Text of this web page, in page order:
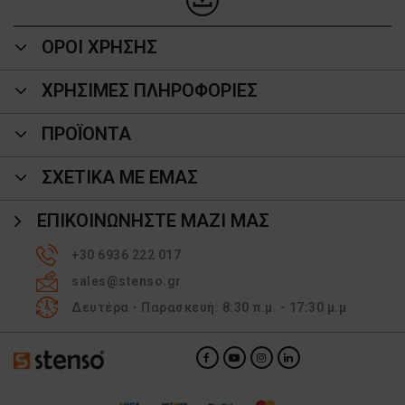
ΟΡΟΙ ΧΡΗΣΗΣ
ΧΡΗΣΙΜΕΣ ΠΛΗΡΟΦΟΡΙΕΣ
ΠΡΟΪΌΝΤΑ
ΣΧΕΤΙΚΑ ΜΕ ΕΜΑΣ
ΕΠΙΚΟΙΝΩΝΉΣΤΕ ΜΑΖΊ ΜΑΣ
+30 6936 222 017
sales@stenso.gr
Δευτέρα - Παρασκευή: 8:30 π.μ. - 17:30 μ.μ